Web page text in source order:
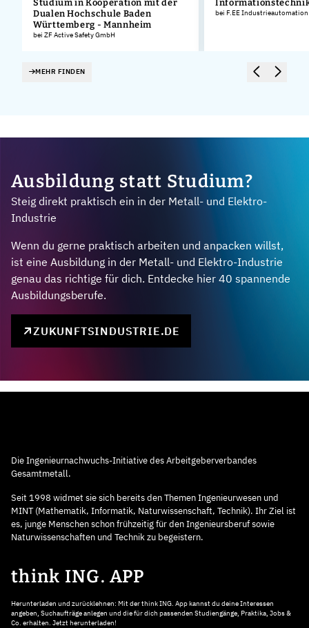
Studium in Kooperation mit der
Dualen Hochschule Baden
Württemberg - Mannheim
bei ZF Active Safety GmbH
bei F.EE Industrieautomation
MEHR FINDEN
Ausbildung statt Studium?
Steig direkt praktisch ein in der Metall- und Elektro-
Industrie
Wenn du gerne praktisch arbeiten und anpacken willst,
ist eine Ausbildung in der Metall- und Elektro-Industrie
genau das richtige für dich. Entdecke hier 40 spannende
Ausbildungsberufe.
ZUKUNFTSINDUSTRIE.DE
Die Ingenieurnachwuchs-Initiative des Arbeitgeberverbandes
Gesamtmetall.
Seit 1998 widmet sie sich bereits den Themen Ingenieurwesen und
MINT (Mathematik, Informatik, Naturwissenschaft, Technik). Ihr Ziel ist
es, junge Menschen schon frühzeitig für den Ingenieursberuf sowie
Naturwissenschaften und Technik zu begeistern.
think ING. APP
Herunterladen und zurücklehnen: Mit der think ING. App kannst du deine Interessen
angeben, Suchaufträge anlegen und die für dich passenden Studiengänge, Praktika, Jobs &
Co. erhalten. Jetzt herunterladen!